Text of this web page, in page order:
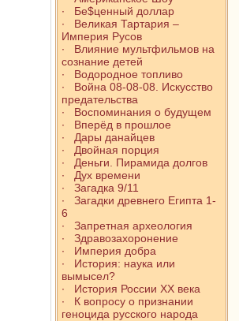
∙ Бе$ценный доллар
∙ Великая Тартария –
Империя Русов
∙ Влияние мультфильмов на
сознание детей
∙ Водородное топливо
∙ Война 08-08-08. Искусство
предательства
∙ Воспоминания о будущем
∙ Вперёд в прошлое
∙ Дары данайцев
∙ Двойная порция
∙ Деньги. Пирамида долгов
∙ Дух времени
∙ Загадка 9/11
∙ Загадки древнего Египта 1-
6
∙ Запретная археология
∙ Здравозахоронение
∙ Империя добра
∙ История: наука или
вымысел?
∙ История России ХХ века
∙ К вопросу о признании
геноцида русского народа